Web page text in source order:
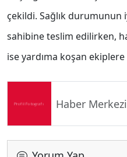
çekildi. Sağlık durumunun
sahibine teslim edilirken,
ise yardıma koşan
Haber Merkezi